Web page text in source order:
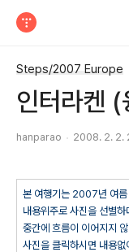
Steps/2007 Europe
인터라켄
hanparao 2008. 2. 2.
본 여행기는 2007년 여름
내용위주로 사진을 선별
중간에 흐름이 이어지지
사진을 클릭하시면 내용